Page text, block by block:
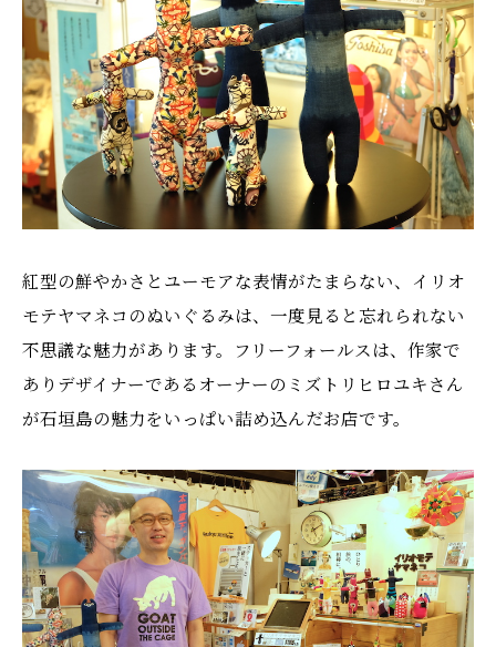
紅型の鮮やかさとユーモアな表情がたまらない、イリオ
モテヤマネコのぬいぐるみは、一度見ると忘れられない
不思議な魅力があります。フリーフォールスは、作家で
ありデザイナーであるオーナーのミズトリヒロユキさん
が石垣島の魅力をいっぱい詰め込んだお店です。